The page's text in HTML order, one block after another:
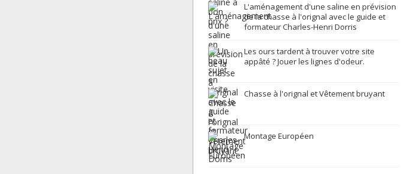
L'aménagement d'une saline en prévision
de la chasse à l'orignal avec le guide et
formateur Charles-Henri Dorris
Les ours tardent à trouver votre site
appâté ? Jouer les lignes d'odeur.
Chasse à l'orignal et Vêtement bruyant
Montage Européen